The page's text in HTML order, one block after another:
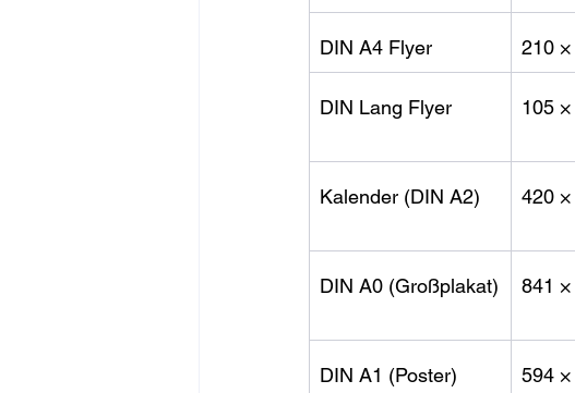
DIN A4 Flyer 210
DIN Lang Flyer 105
Kalender (DIN A2) 420
DIN A0 (Großplakat) 841
DIN A1 (Poster) 594 ×